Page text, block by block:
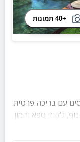
+40 תמונות
עם בריכה פרטית
ג'קוזי ספא והמון